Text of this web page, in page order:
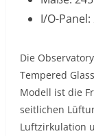
I/O-Panel:
Die
Tempered
Modell ist die
seitlichen
Luftzirkulation